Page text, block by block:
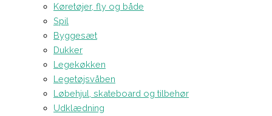
Køretøjer, fly og både
Spil
Byggesæt
Dukker
Legekøkken
Legetøjsvåben
Løbehjul, skateboard og tilbehør
Udklædning